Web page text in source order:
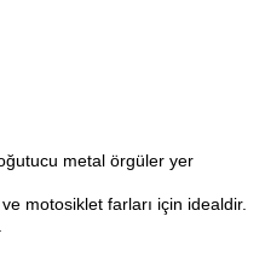
metal örgüler yer
motosiklet farları için idealdir.